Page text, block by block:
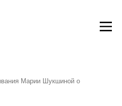
Марии Шукшиной о